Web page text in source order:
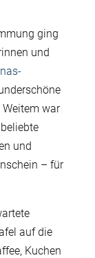
ging
und
war
und
– für
auf die
Kuchen